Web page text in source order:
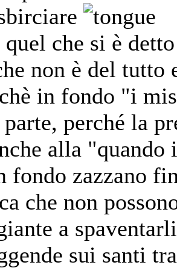
che si è
non è del tutto
in fondo "i
parte, perché la
alla
fondo zazzano
che non
a
sui santi